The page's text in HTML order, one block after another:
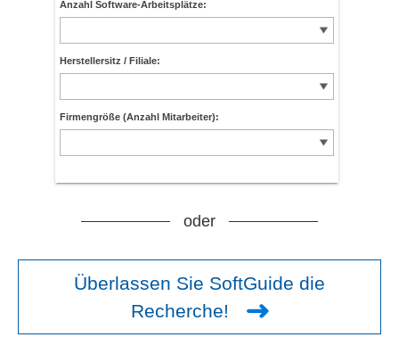
Anzahl Software-Arbeitsplätze:
Herstellersitz / Filiale:
Firmengröße (Anzahl Mitarbeiter):
oder
Überlassen Sie SoftGuide die
Recherche!